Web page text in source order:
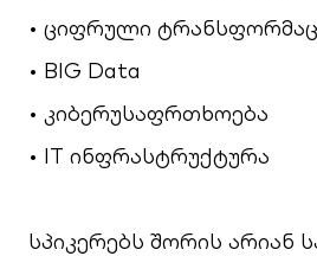
• ციფრული
• BIG Data
• კიბერუსაფრთხოება
• IT ინფრასტრუქტურა
სპიკერებს შორის არიან